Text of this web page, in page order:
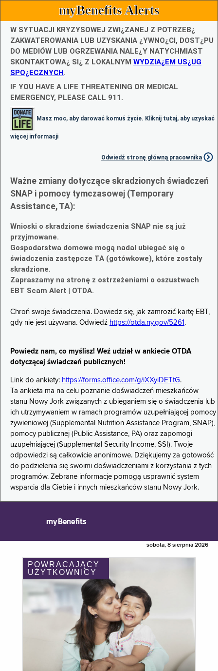
myBenefits Alerts
W SYTUACJI KRYZYSOWEJ ZWI¿ZANEJ Z POTRZEB¿
ZAKWATEROWANIA LUB UZYSKANIA ¿YWNO¿CI, DOST¿PU
DO MEDIÓW LUB OGRZEWANIA NALE¿Y NATYCHMIAST
SKONTAKTOWA¿ SI¿ Z LOKALNYM WYDZIA¿EM US¿UG
SPO¿ECZNYCH.
IF YOU HAVE A LIFE THREATENING OR MEDICAL
EMERGENCY, PLEASE CALL 911.
Masz moc, aby darować komuś życie. Kliknij tutaj, aby uzyskać
więcej informacji
Odwiedź stronę główną pracownika
Ważne zmiany dotyczące skradzionych świadczeń
SNAP i pomocy tymczasowej (Temporary
Assistance, TA):
Wnioski o skradzione świadczenia SNAP nie są już
przyjmowane.
Gospodarstwa domowe mogą nadal ubiegać się o
świadczenia zastępcze TA (gotówkowe), które zostały
skradzione.
Zapraszamy na stronę z ostrzeżeniami o oszustwach
EBT Scam Alert | OTDA.
Chroń swoje świadczenia. Dowiedz się, jak zamrozić kartę EBT,
gdy nie jest używana. Odwiedź https://otda.ny.gov/5261 .
Powiedz nam, co myślisz! Weź udział w ankiecie OTDA
dotyczącej świadczeń publicznych!
Link do ankiety: https://forms.office.com/g/iXXyiDETtG.
Ta ankieta ma na celu poznanie doświadczeń mieszkańców
stanu Nowy Jork związanych z ubieganiem się o świadczenia lub
ich utrzymywaniem w ramach programów uzupełniającej pomocy
żywieniowej (Supplemental Nutrition Assistance Program, SNAP),
pomocy publicznej (Public Assistance, PA) oraz zapomogi
uzupełniającej (Supplemental Security Income, SSI). Twoje
odpowiedzi są całkowicie anonimowe. Dziękujemy za gotowość
do podzielenia się swoimi doświadczeniami z korzystania z tych
programów. Zebrane informacje pomogą usprawnić system
wsparcia dla Ciebie i innych mieszkańców stanu Nowy Jork.
myBenefits
sobota, 8 sierpnia 2026
POWRACAJĄCY
UŻYTKOWNICY